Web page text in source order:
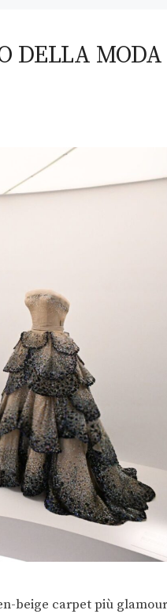
DELLA MODA
beige carpet più glamour